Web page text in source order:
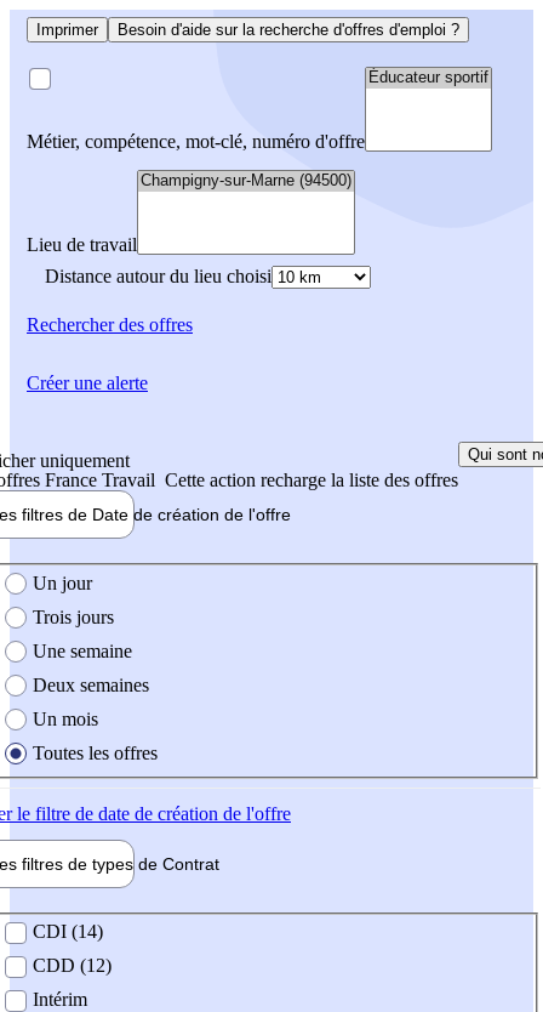
Imprimer Besoin d'aide sur la recherche d'offres d'emploi ?
Métier, compétence, mot-clé, numéro d'offre
Lieu de travail
Distance autour du lieu choisi
Rechercherdes offres
uniquement
France Travail Cette action recharge la liste des offres
Qui sont
filtres de Date de création de l'offre
création de l'offre
Un jour
Trois jours
Une semaine
Deux semaines
Un mois
Toutes les offres
le filtre de date de création de l'offre
filtres de types de Contrat
contrat
CDI (14)
CDD (12)
Intérim
Créer une alerte